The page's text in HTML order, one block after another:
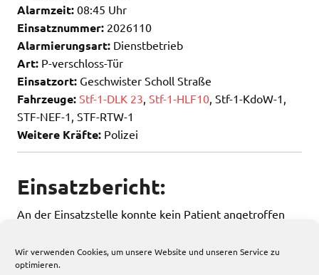
Wir verwenden Cookies, um unsere Website und unseren Service zu
optimieren.
Alarmzeit: 08:45 Uhr
Einsatznummer: 2026110
Alarmierungsart: Dienstbetrieb
Art: P-verschloss-Tür
Einsatzort: Geschwister Scholl Straße
Fahrzeuge: Stf-1-DLK 23 Stf-1-HLF10 , Stf-1-KdoW-1,
STF-NEF-1, STF-RTW-1
Weitere Kräfte: Polizei
Einsatzbericht:
An der Einsatzstelle konnte kein Patient angetroffen
101 total views